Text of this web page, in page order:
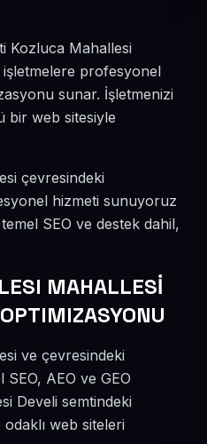
Kozluca Mahallesi
profesyonel
sunar. İşletmenizi
bir web sitesiyle
çevresindeki
hizmeti sunuyoruz
SEO ve destek dahil,
MAHALLESİ
ve çevresindeki
AEO ve GEO
Develi semtindeki
web siteleri